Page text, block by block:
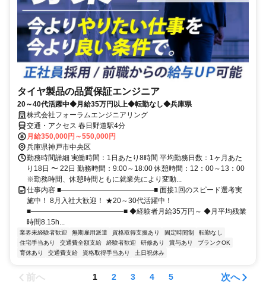
タイヤ製品の品質保証エンジニア
20～40代活躍中◆月給35万円以上◆転勤なし◆兵庫県
株式会社フォーラムエンジニアリング
交通・アクセス 春日野道駅4分
月給350,000円～550,000円
兵庫県神戸市中央区
勤務時間詳細 実働時間：1日あたり8時間 平均勤務日数：1ヶ月あた
り18日 〜 22日 勤務時間：9:00～18:00 休憩時間：12：00～13：00
※勤務時間、休憩時間ともに就業先により変動...
仕事内容 ■―――――――――――――■ 面接1回のスピード選考実
施中！ 8月入社大歓迎！ ★20～30代活躍中！
■―――――――――――――■ ◆経験者月給35万円～ ◆月平均残業
時間8.15h...
業界未経験者歓迎 無期雇用派遣 資格取得支援あり 固定時間制
転勤なし
住宅手当あり
交通費全額支給 経験者歓迎 研修あり 賞与あり
ブランクOK
育休あり
交通費支給 資格取得手当あり 土日祝休み
前へ 1 2 3 4 5 次へ